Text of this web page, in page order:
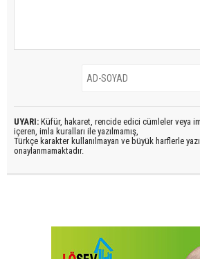
UYARI: Küfür, hakaret, rencide edici cümleler veya
içeren, imla kuralları ile yazılmamış,
Türkçe karakter kullanılmayan ve büyük harflerle
onaylanmamaktadır.